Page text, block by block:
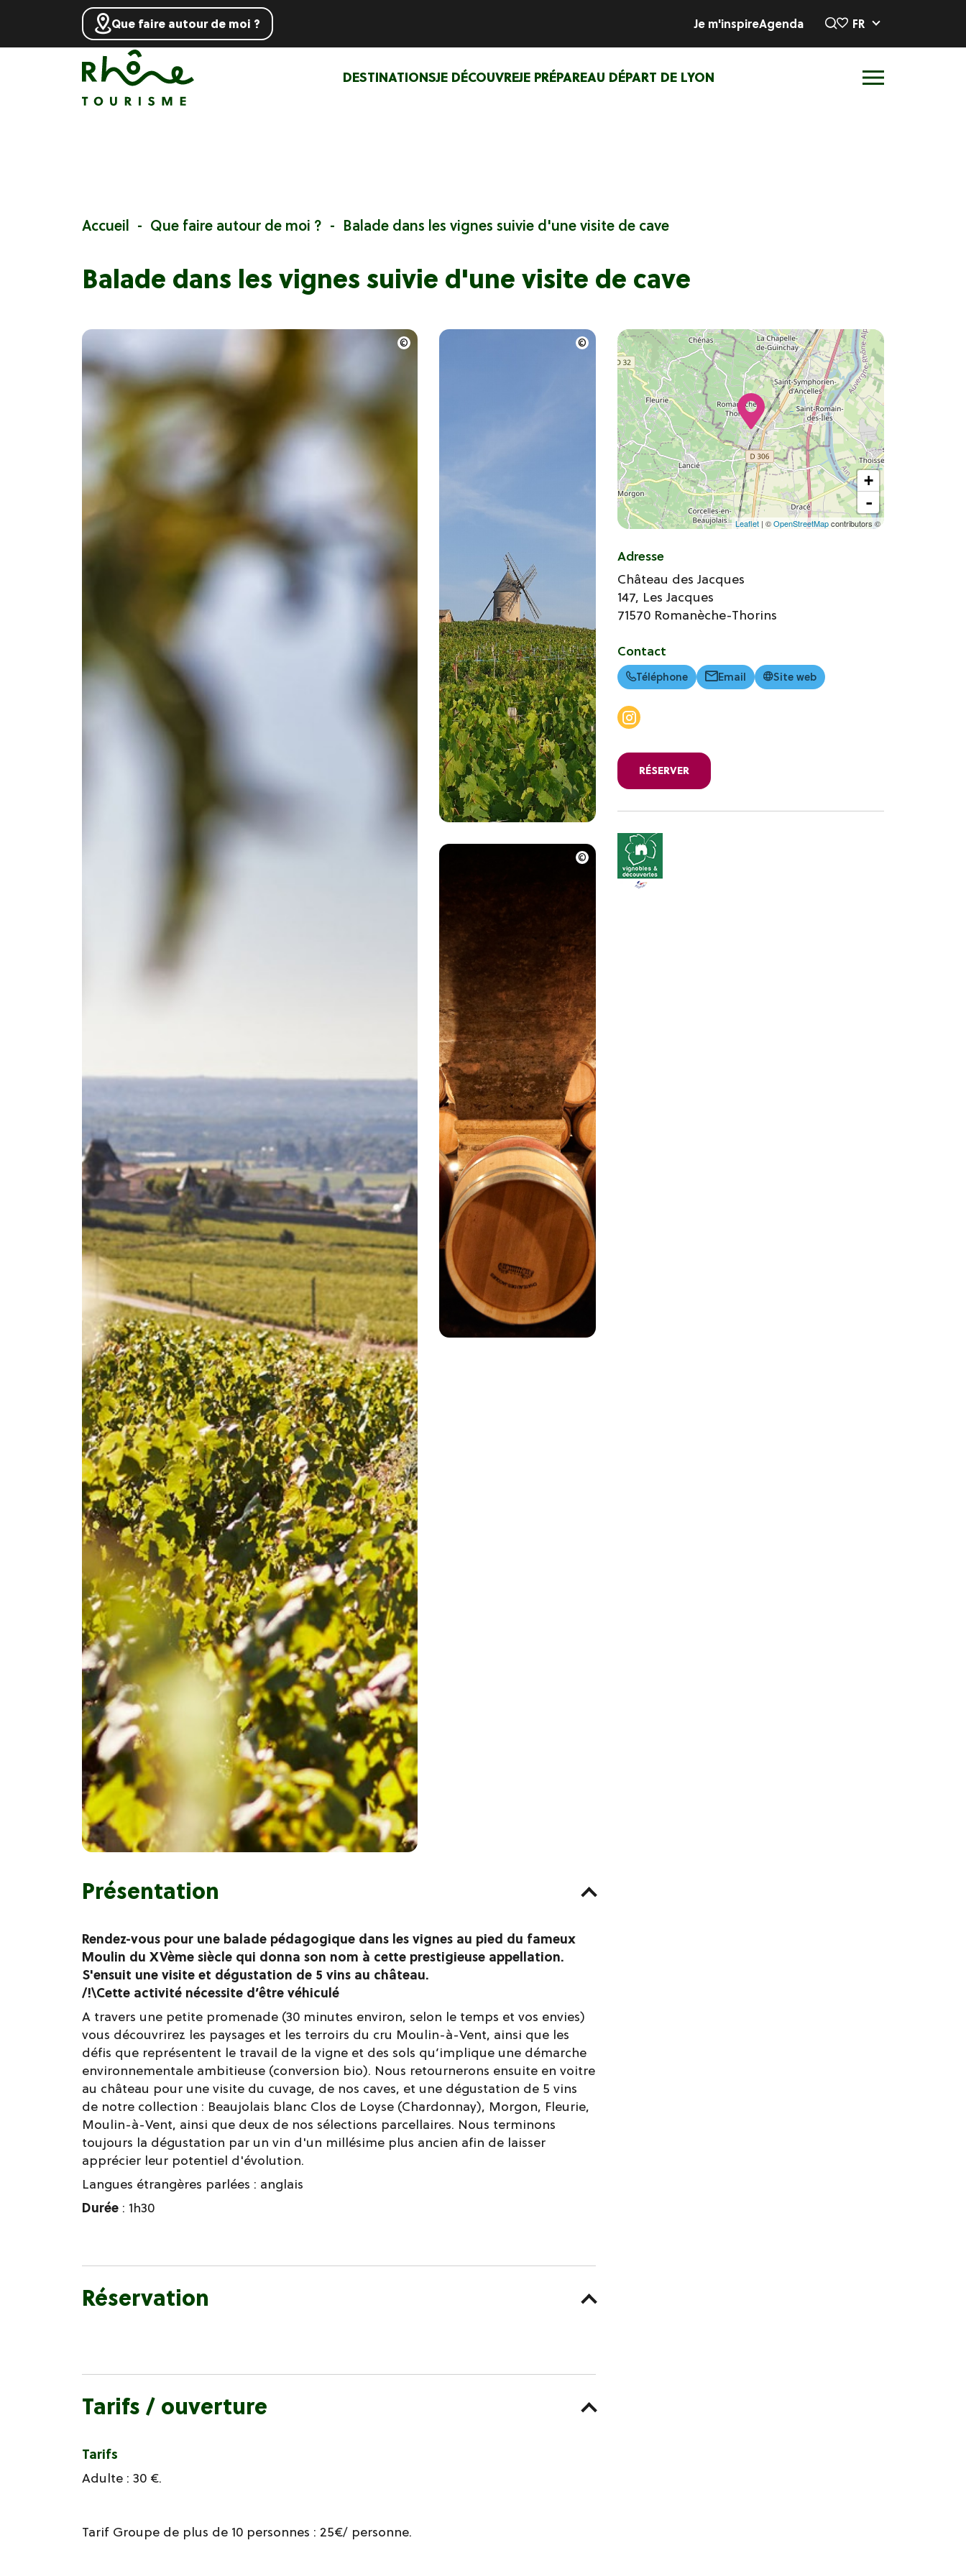
DESTINATIONSJE DÉCOUVREJE PRÉPAREAU DÉPART DE LYON
Que faire autour de moi ? Je m'inspireAgenda FR
Accueil Que faire autour de moi ? Balade dans les vignes suivie d'une visite de cave
Balade dans les vignes suivie d'une visite de cave
Présentation
Rendez-vous pour une balade pédagogique dans les vignes au pied du fameux
Moulin du XVème siècle qui donna son nom à cette prestigieuse appellation.
S'ensuit une visite et dégustation de 5 vins au château.
/!\Cette activité nécessite d’être véhiculé
A travers une petite promenade (30 minutes environ, selon le temps et vos envies)
vous découvrirez les paysages et les terroirs du cru Moulin-à-Vent, ainsi que les
défis que représentent le travail de la vigne et des sols qu’implique une démarche
environnementale ambitieuse (conversion bio). Nous retournerons ensuite en voitre
au château pour une visite du cuvage, de nos caves, et une dégustation de 5 vins
de notre collection : Beaujolais blanc Clos de Loyse (Chardonnay), Morgon, Fleurie,
Moulin-à-Vent, ainsi que deux de nos sélections parcellaires. Nous terminons
toujours la dégustation par un vin d'un millésime plus ancien afin de laisser
apprécier leur potentiel d'évolution.
Langues étrangères parlées : anglais
Durée : 1h30
Réservation
Tarifs / ouverture
Tarifs
Adulte : 30 €.
Tarif Groupe de plus de 10 personnes : 25€/ personne.
+
-
Leaflet | ©OpenStreetMapcontributors ©
Adresse
Château des Jacques
147, Les Jacques
71570 Romanèche-Thorins
Contact
Téléphone Email Site web
RÉSERVER